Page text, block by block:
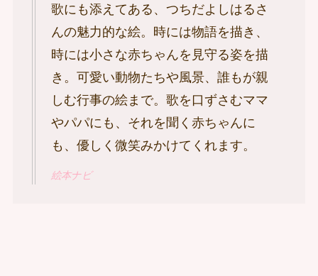
歌にも添えてある、つちだよしはるさ
んの魅力的な絵。時には物語を描き、
時には小さな赤ちゃんを見守る姿を描
き。可愛い動物たちや風景、誰もが親
しむ行事の絵まで。歌を口ずさむママ
やパパにも、それを聞く赤ちゃんに
も、優しく微笑みかけてくれます。
絵本ナビ